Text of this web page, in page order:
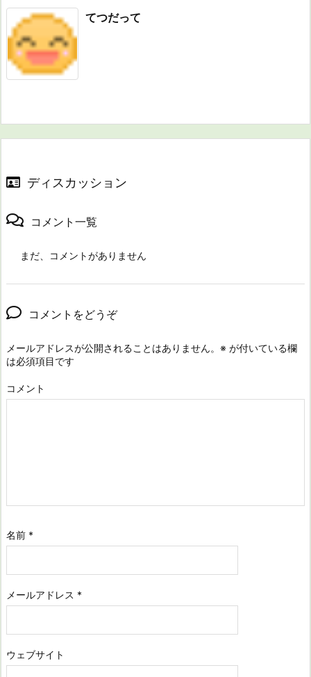
てつだって
ディスカッション
コメント一覧
まだ、コメントがありません
コメントをどうぞ
メールアドレスが公開されることはありません。 ※ が付いている欄
は必須項目です
コメント
名前 *
メールアドレス *
ウェブサイト